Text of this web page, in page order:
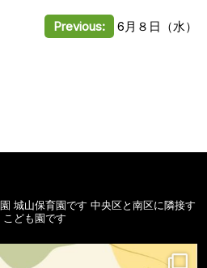
Previous: 6月８日（水）
城山保育園です 中央区と南区に隣接す
こども園です